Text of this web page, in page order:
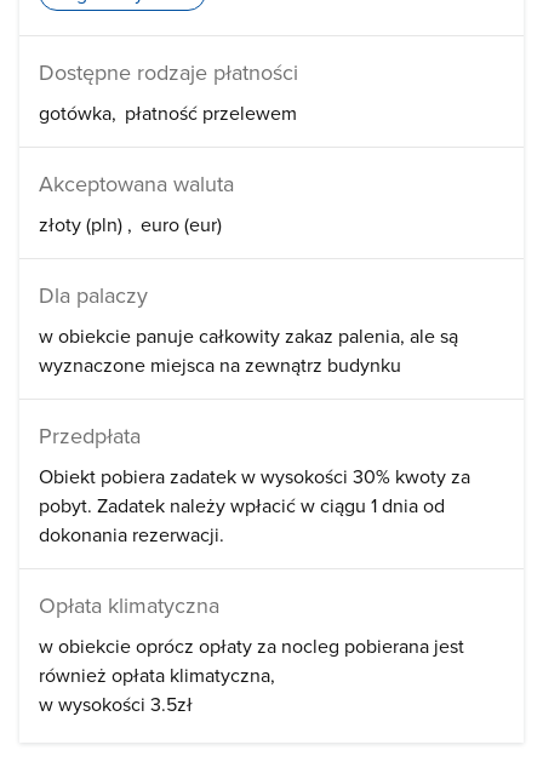
Dostępne rodzaje płatności
gotówka płatność przelewem
Akceptowana waluta
złoty (pln) euro (eur)
Dla palaczy
w obiekcie panuje całkowity zakaz palenia, ale są
wyznaczone miejsca na zewnątrz budynku
Przedpłata
Obiekt pobiera zadatek w wysokości 30% kwoty za
pobyt. Zadatek należy wpłacić w ciągu 1 dnia od
dokonania rezerwacji.
Opłata klimatyczna
w obiekcie oprócz opłaty za nocleg pobierana jest
również opłata klimatyczna
w wysokości 3.5zł